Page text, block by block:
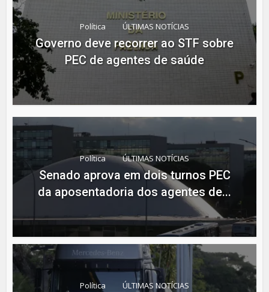
Política ÚLTIMAS NOTÍCIAS
Governo deve recorrer ao STF sobre
PEC de agentes de saúde
Política ÚLTIMAS NOTÍCIAS
Senado aprova em dois turnos PEC
da aposentadoria dos agentes de...
Política ÚLTIMAS NOTÍCIAS